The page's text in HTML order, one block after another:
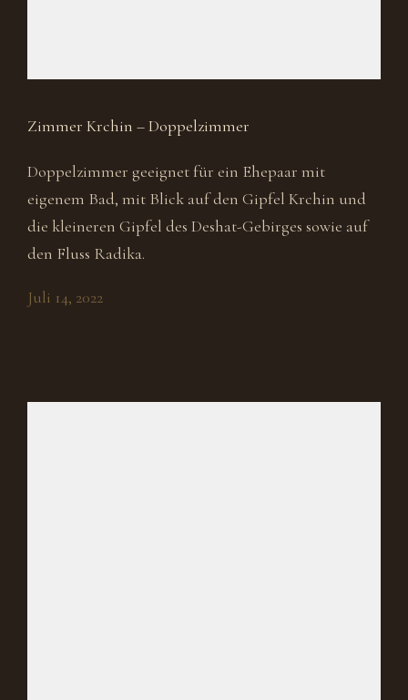
Zimmer Krchin – Doppelzimmer
Doppelzimmer geeignet für ein Ehepaar mit
eigenem Bad, mit Blick auf den Gipfel Krchin und
die kleineren Gipfel des Deshat-Gebirges sowie auf
den Fluss Radika.
Juli 14, 2022